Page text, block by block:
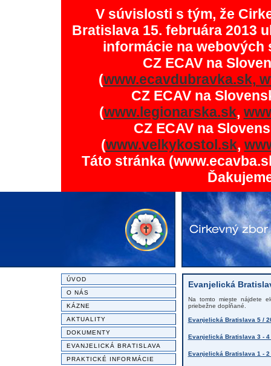
V súvislosti s tým, že
Bratislava 15. februára 2013
informácie na
CZ ECAV na
(www.ecavdubravka.sk,
CZ ECAV na
(www.legionarska.sk,
CZ ECAV na
(www.velkykostol.sk,
Táto stránka
ÚVOD
O NÁS
KÁZNE
AKTUALITY
DOKUMENTY
EVANJELICKÁ BRATISLAVA
PRAKTICKÉ INFORMÁCIE
Evanjelická
Na tomto mieste nájdete
priebežne dopĺňané.
Evanjelická Bratislava 5 /
Evanjelická Bratislava 3 - 4
Evanjelická Bratislava 1 - 2